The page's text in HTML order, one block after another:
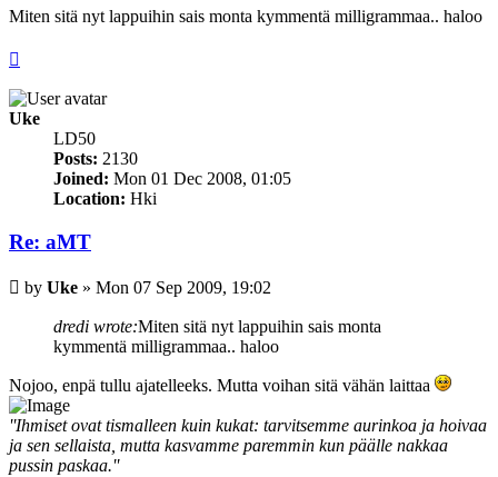
Miten sitä nyt lappuihin sais monta kymmentä milligrammaa.. haloo
Uke
LD50
Posts: 2130
Joined: Mon 01 Dec 2008, 01:05
Location: Hki
Re: aMT
Post
by Uke » Mon 07 Sep 2009, 19:02
dredi wrote:Miten sitä nyt lappuihin sais monta
kymmentä milligrammaa.. haloo
Nojoo, enpä tullu ajatelleeks. Mutta voihan sitä vähän laittaa
''Ihmiset ovat tismalleen kuin kukat: tarvitsemme aurinkoa ja hoivaa
ja sen sellaista, mutta kasvamme paremmin kun päälle nakkaa
pussin paskaa.''